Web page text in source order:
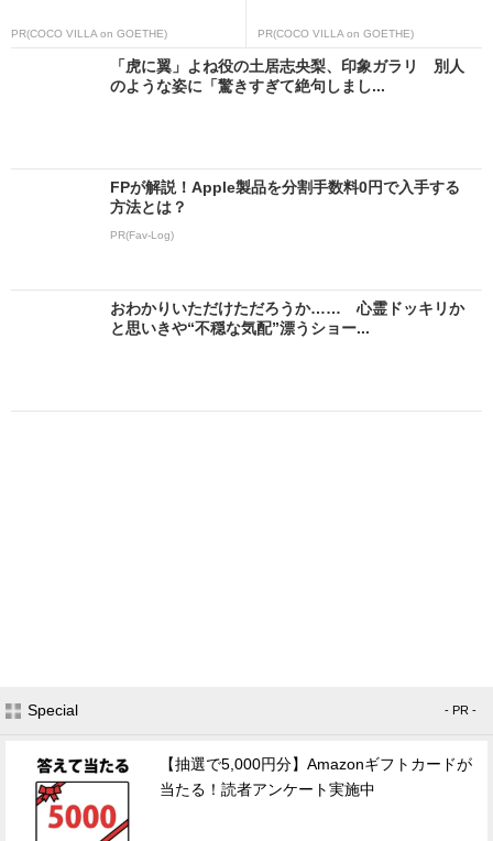
PR(COCO VILLA on GOETHE) PR(COCO VILLA on GOETHE)
「虎に翼」よね役の土居志央梨、印象ガラリ 別人
のような姿に「驚きすぎて絶句しまし...
FPが解説！Apple製品を分割手数料0円で入手する
方法とは？
PR(Fav-Log)
おわかりいただけただろうか…… 心霊ドッキリか
と思いきや“不穏な気配”漂うショー...
Special - PR -
【抽選で5,000円分】Amazonギフトカードが
当たる！読者アンケート実施中